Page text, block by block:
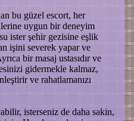
bu güzel escort, her
uygun bir deneyim
ister şehir gezisine eşlik
işini severek yapar ve
bir masaj ustasıdır ve
gidermekle kalmaz,
ve rahatlamanızı
isterseniz de daha sakin,